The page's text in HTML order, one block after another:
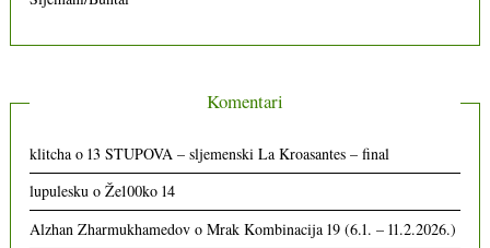
Komentari
klitcha o13 STUPOVA – sljemenski La Kroasantes – final
lupulesku oŽe100ko 14
Alzhan Zharmukhamedov oMrak Kombinacija 19 (6.1. – 11.2.2026.)